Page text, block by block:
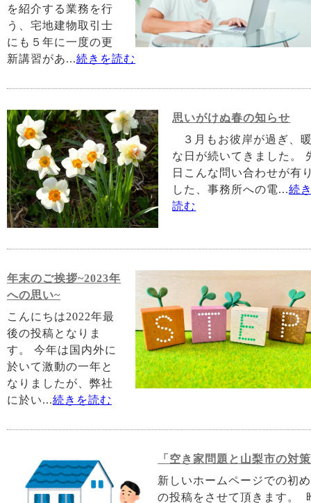
を紹介する業務を行
う、宅地建物取引士
にも５年に一度の更
新講習があ...続きを読む
思いがけぬ春の知らせ
３月もお彼岸が過ぎ、
な日が続いてきました。
日こんな問い合わせが有
した、事務所への電...続
読む
年末のご挨拶~2023年
への思い~
こんにちは2022年最
後の投稿となりま
す。 今年は国内外に
於いて激動の一年と
なりましたが、弊社
に於い...続きを読む
「空き家問題と山梨市の対
新しいホームページでの初
の投稿をさせて頂きます。